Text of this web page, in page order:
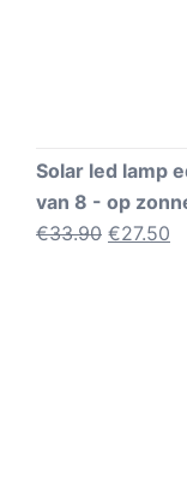
Solar led lamp
van 8 - op
€33.90 €27.50